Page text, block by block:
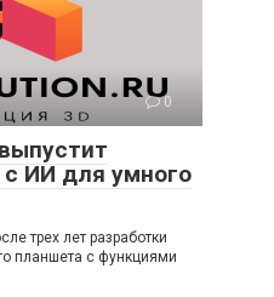
0
ИИ для умного
трех лет разработки
планшета с функциями